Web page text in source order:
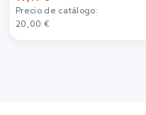
Precio de catálogo:
20,00 €